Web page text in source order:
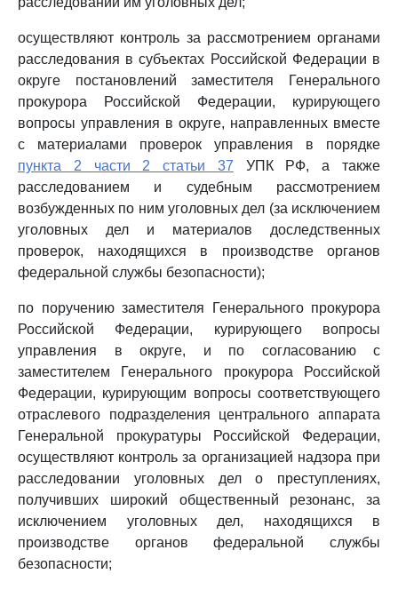
осуществляют контроль за рассмотрением органами
расследования в субъектах Российской Федерации в
округе постановлений заместителя Генерального
прокурора Российской Федерации, курирующего
вопросы управления в округе, направленных вместе
с материалами проверок управления в порядке
пункта 2 части 2 статьи 37 УПК РФ, а также
расследованием и судебным рассмотрением
возбужденных по ним уголовных дел (за исключением
уголовных дел и материалов доследственных
проверок, находящихся в производстве органов
федеральной службы безопасности);
по поручению заместителя Генерального прокурора
Российской Федерации, курирующего вопросы
управления в округе, и по согласованию с
заместителем Генерального прокурора Российской
Федерации, курирующим вопросы соответствующего
отраслевого подразделения центрального аппарата
Генеральной прокуратуры Российской Федерации,
осуществляют контроль за организацией надзора при
расследовании уголовных дел о преступлениях,
получивших широкий общественный резонанс, за
исключением уголовных дел, находящихся в
производстве органов федеральной службы
безопасности;